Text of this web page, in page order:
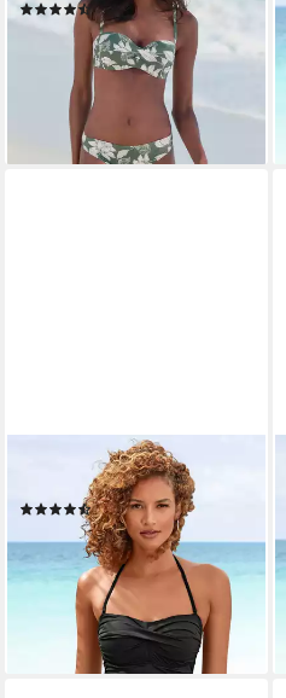
(3)
ab 48,99 €
lieferbar - in 1-2 Werktagen bei dir
Badeanzug in Bandeau-Optik
(34)
64,99 € 84,99 €
-24%
lieferbar - in 1-2 Werktagen bei dir